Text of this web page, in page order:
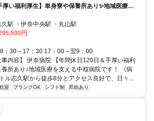
厚い福利厚生】単身寮や保養所あり✨地域医療を
病棟》
久駅 ・伊奈中央駅 ・丸山駅
円
：30～17：30 17：00～翌9：00
事内容】 伊奈病院 【年間休日120日＆手厚い福利
所あり♪地域医療を支える中核病院です！ 《病
ル志久駅から徒歩8分とアクセス良好で、日々...
迎 ブランクOK シフト制 昇給あり